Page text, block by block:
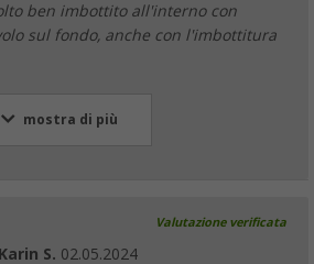
ben imbottito all'interno con
sul fondo, anche con l'imbottitura
mostra di più
Valutazione verificata
Karin S. 02.05.2024